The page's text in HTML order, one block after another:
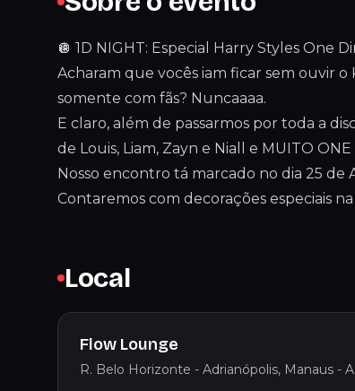
🪩 1D NIGHT: Especial Harry Styles One
Acharam que vocês iam ficar sem ouvir o
somente com fãs? Nuncaaaa.
E claro, além de passarmos por toda a
de Louis, Liam, Zayn e Niall e MUITO ONE
Nosso encontro tá marcado no dia 25 de
Contaremos com decorações especiais
Local
Flow Lounge
R. Belo Horizonte - Adrianópolis, Manaus -